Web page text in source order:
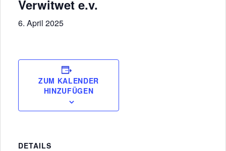
Verwitwet e.v.
6. April 2025
ZUM KALENDER
HINZUFÜGEN
DETAILS